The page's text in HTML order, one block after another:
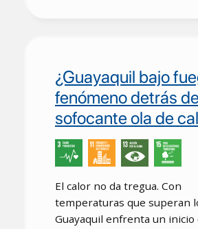
¿Guayaquil bajo
fenómeno detrás
sofocante ola de
El calor no da tregua. Con
temperaturas que superan
Guayaquil enfrenta un inicio